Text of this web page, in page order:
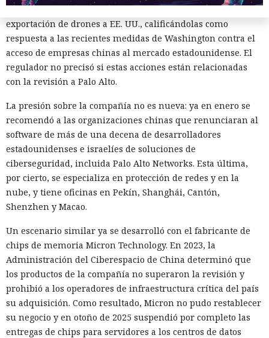
nuevas restricciones contra empresas estadounidenses y la
exportación de drones a EE. UU., calificándolas como
respuesta a las recientes medidas de Washington contra el
acceso de empresas chinas al mercado estadounidense. El
regulador no precisó si estas acciones están relacionadas
con la revisión a Palo Alto.
La presión sobre la compañía no es nueva: ya en enero se
recomendó a las organizaciones chinas que renunciaran al
software de más de una decena de desarrolladores
estadounidenses e israelíes de soluciones de
ciberseguridad, incluida Palo Alto Networks. Esta última,
por cierto, se especializa en protección de redes y en la
nube, y tiene oficinas en Pekín, Shanghái, Cantón,
Shenzhen y Macao.
Un escenario similar ya se desarrolló con el fabricante de
chips de memoria Micron Technology. En 2023, la
Administración del Ciberespacio de China determinó que
los productos de la compañía no superaron la revisión y
prohibió a los operadores de infraestructura crítica del país
su adquisición. Como resultado, Micron no pudo restablecer
su negocio y en otoño de 2025 suspendió por completo las
entregas de chips para servidores a los centros de datos
El sonado hackeo a Snowflake
no quedó impune: detenido el
autor, ya espera sentencia en
una celda.
10:34 / 07.08.2026
Hombre podría afrontar hasta 32 años de prisión por filtrar
secretos de 165 empresas.